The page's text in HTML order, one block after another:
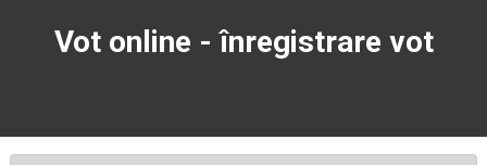
Vot online - înregistrare vot